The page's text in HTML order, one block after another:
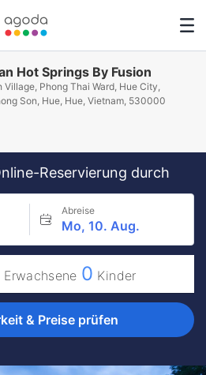
Hot Springs By Fusion
Village, Phong Thai Ward, Hue City,
Son, Hue, Hue, Vietnam, 530000
Reservierung durch
Abreise
Mo, 10. Aug.
Erwachsene 0 Kinder
& Preise prüfen